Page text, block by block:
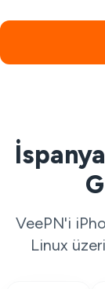
VeePN'i
Linux